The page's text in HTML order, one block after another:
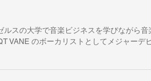
スの大学で音楽ビジネスを学びながら音
VANE のボーカリストとしてメジャーデ